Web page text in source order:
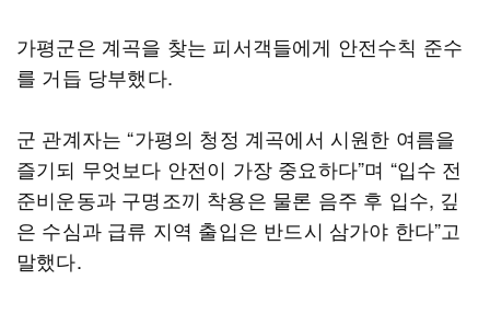
가평군은 계곡을 찾는 피서객들에게 안전수칙 준수
를 거듭 당부했다.
군 관계자는 “가평의 청정 계곡에서 시원한 여름을
즐기되 무엇보다 안전이 가장 중요하다”며 “입수 전
준비운동과 구명조끼 착용은 물론 음주 후 입수, 깊
은 수심과 급류 지역 출입은 반드시 삼가야 한다”고
말했다.